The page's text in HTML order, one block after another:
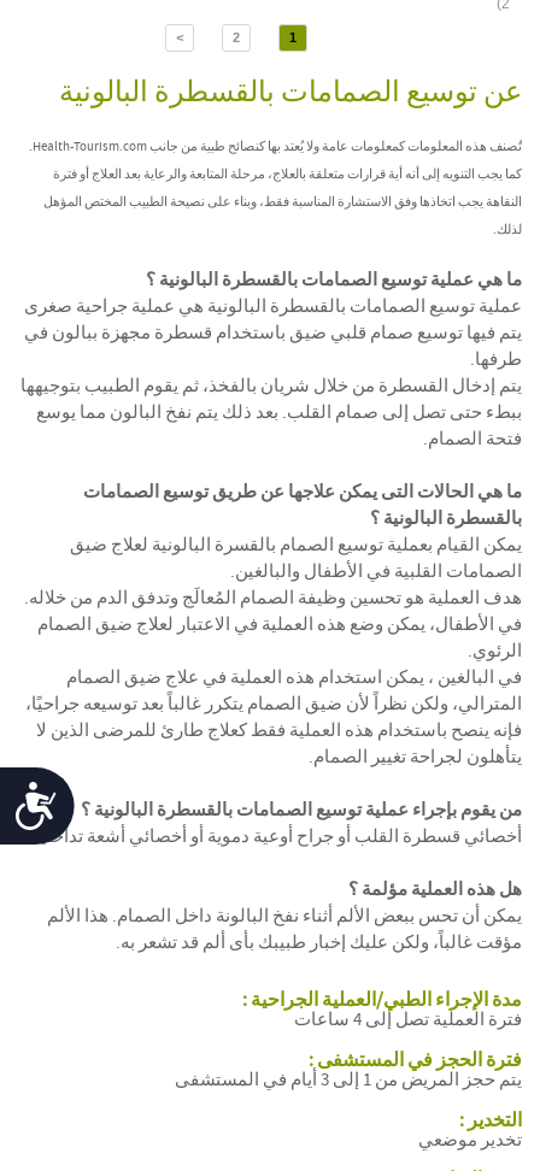
Accessibility
2)
1
2
>
عن توسيع الصمامات بالقسطرة البالونية
تُصنف هذه المعلومات كمعلومات عامة ولا يُعتد بها كنصائح طبية من جانب Health-Tourism.com.
كما يجب التنويه إلى أنه أية قرارات متعلقة بالعلاج، مرحلة المتابعة والرعاية بعد العلاج أو فترة
النقاهة يجب اتخاذها وفق الاستشارة المناسبة فقط، وبناء على نصيحة الطبيب المختص المؤهل
لذلك.
ما هي عملية توسيع الصمامات بالقسطرة البالونية ؟
عملية توسيع الصمامات بالقسطرة البالونية هي عملية جراحية صغرى
يتم فيها توسيع صمام قلبي ضيق باستخدام قسطرة مجهزة ببالون في
طرفها.
يتم إدخال القسطرة من خلال شريان بالفخذ، ثم يقوم الطبيب بتوجيهها
ببطء حتى تصل إلى صمام القلب. بعد ذلك يتم نفخ البالون مما يوسع
فتحة الصمام.
ما هي الحالات التى يمكن علاجها عن طريق توسيع الصمامات
بالقسطرة البالونية ؟
يمكن القيام بعملية توسيع الصمام بالقسرة البالونية لعلاج ضيق
الصمامات القلبية في الأطفال والبالغين.
هدف العملية هو تحسين وظيفة الصمام المُعالَج وتدفق الدم من خلاله.
في الأطفال، يمكن وضع هذه العملية في الاعتبار لعلاج ضيق الصمام
الرئوي.
في البالغين ، يمكن استخدام هذه العملية في علاج ضيق الصمام
المترالي، ولكن نظراً لأن ضيق الصمام يتكرر غالباً بعد توسيعه جراحيًا،
فإنه ينصح باستخدام هذه العملية فقط كعلاج طارئ للمرضى الذين لا
يتأهلون لجراحة تغيير الصمام.
من يقوم بإجراء عملية توسيع الصمامات بالقسطرة البالونية ؟
أخصائي قسطرة القلب أو جراح أوعية دموية أو أخصائي أشعة تداخلية.
هل هذه العملية مؤلمة ؟
يمكن أن تحس ببعض الألم أثناء نفخ البالونة داخل الصمام. هذا الألم
مؤقت غالباً، ولكن عليك إخبار طبيبك بأى ألم قد تشعر به.
مدة الإجراء الطبي/العملية الجراحية :
فترة العملية تصل إلى 4 ساعات
فترة الحجز في المستشفى :
يتم حجز المريض من 1 إلى 3 أيام في المستشفى
التخدير :
تخدير موضعي
توسيع
الصمامات
بالقسطرة
البالونية